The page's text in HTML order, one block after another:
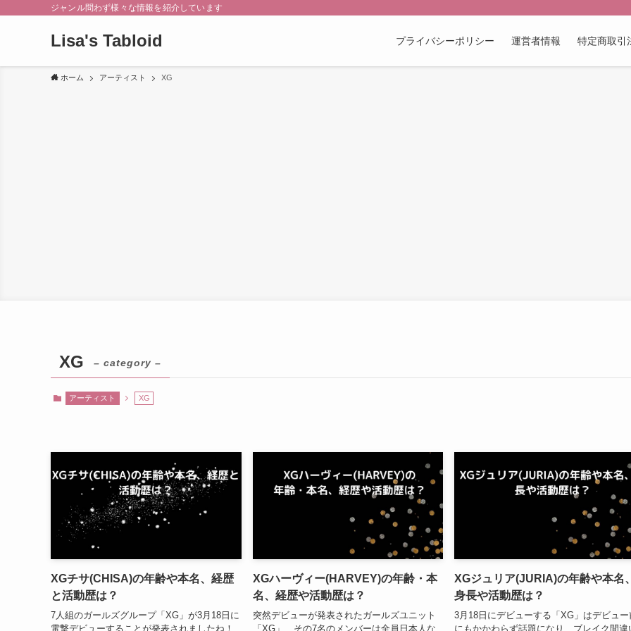
ジャンル問わず様々な情報を紹介しています
Lisa's Tabloid プライバシーポリシー 運営者情報 特定商取引
ホーム アーティスト XG
XG – category –
アーティスト XG
XGチサ(CHISA)の年齢や本名、経歴
と活動歴は？
7人組のガールズグループ「XG」が3月18日に
電撃デビューすることが発表されましたね！
XGハーヴィー(HARVEY)の年齢・本
名、経歴や活動歴は？
突然デビューが発表されたガールズユニット
「XG」、その7名のメンバーは全員日本人な
XGジュリア(JURIA)の年齢や本名
身長や活動歴は？
3月18日にデビューする「XG」はデビュー
にもかかわらず話題になり、ブレイク間違